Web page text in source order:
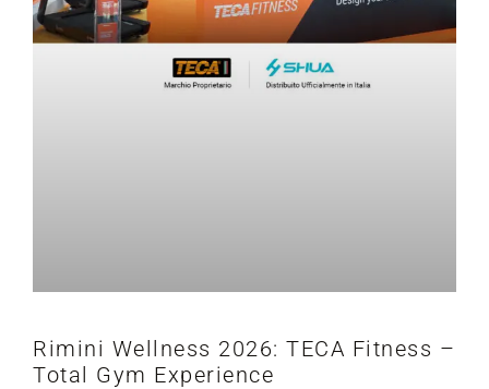
Rimini Wellness 2026: TECA Fitness –
Total Gym Experience